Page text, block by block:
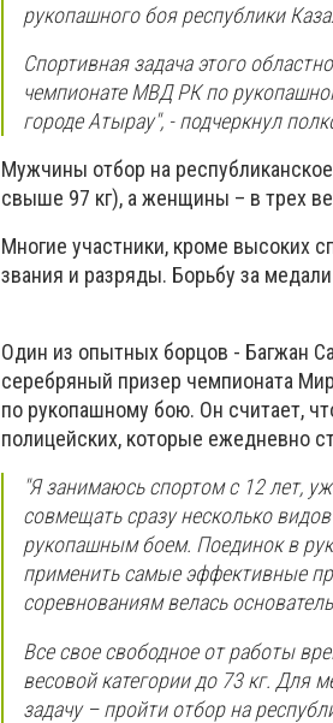
рукопашного боя республики
Спортивная задача этого
чемпионате МВД РК по
городе Атырау", - подчеркнул
Мужчины отбор на
свыше 97 кг), а женщины – в трех
Многие участники, кроме высоких
звания и разряды. Борьбу за
Один из опытных борцов - Багжан
серебряный призер чемпионата
по рукопашному бою. Он считает,
полицейских, которые ежедневно
"Я занимаюсь спортом с 12 лет,
совмещать сразу несколько
рукопашным боем. Поединок в
применить самые эффективные
соревнованиям велась
Все свое свободное от работы
весовой категории до 73 кг. Для
задачу – пройти отбор на